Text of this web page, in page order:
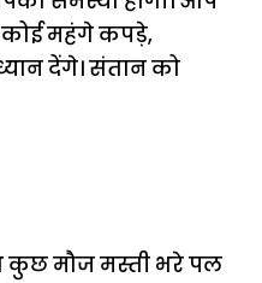
महंगे कपड़े,
देंगे। संतान को
कुछ मौज मस्ती भरे पल